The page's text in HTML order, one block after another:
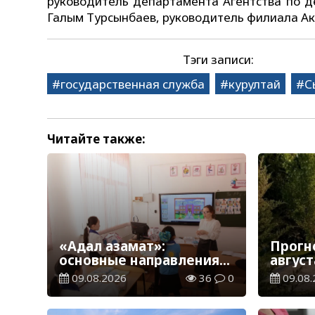
Галым Турсынбаев, руководитель филиала
Тэги записи:
государственная служба
курултай
Читайте также:
«Адал азамат»:
основные направления
воспитательной работы
в новом учебном году
09.08.2026 36 0